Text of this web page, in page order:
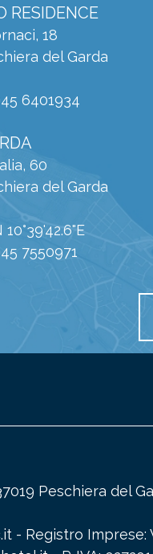
RESIDENCE
18
del Garda
6401934
60
del Garda
10°39'42.6"E
7550971
Peschiera del
- Registro Imprese: